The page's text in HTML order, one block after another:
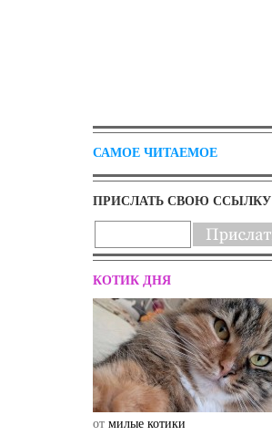
САМОЕ ЧИТАЕМОЕ
ПРИСЛАТЬ СВОЮ ССЫЛКУ
КОТИК ДНЯ
от милые котики